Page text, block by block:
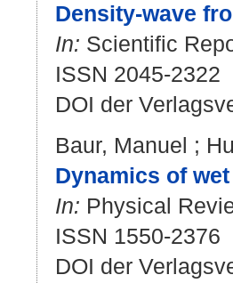
Density-wave
In: Scientific
ISSN 2045-2322
DOI der
Baur, Manuel ;
Dynamics of
In: Physical
ISSN 1550-2376
DOI der